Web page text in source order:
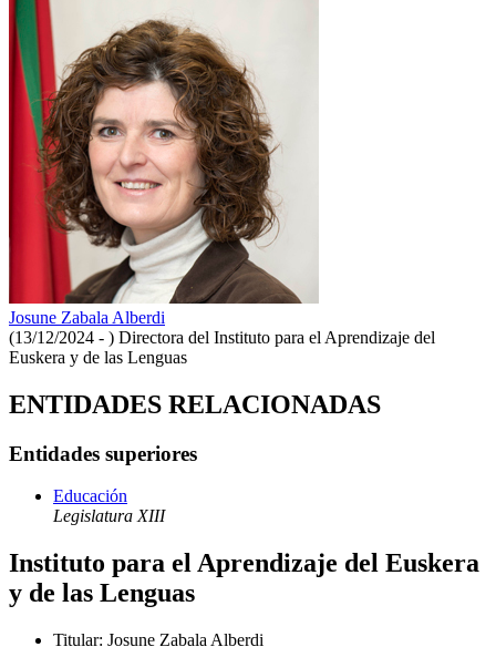
Josune Zabala Alberdi
(13/12/2024 - ) Directora del Instituto para el Aprendizaje del
Euskera y de las Lenguas
ENTIDADES RELACIONADAS
Entidades superiores
Educación
Legislatura XIII
Instituto para el Aprendizaje del Euskera
y de las Lenguas
Titular: Josune Zabala Alberdi